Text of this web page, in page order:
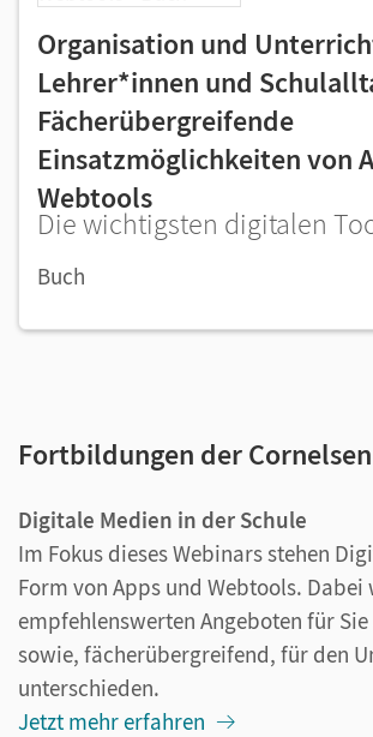
Organisation und
Lehrer*innen und
Fächerübergreifende
Einsatzmöglichkeiten von
Webtools
Die wichtigsten digitalen
Buch
Fortbildungen der
Digitale Medien in der Schule
Im Fokus dieses Webinars stehen
Form von Apps und Webtools.
empfehlenswerten Angeboten für
sowie, fächerübergreifend, für den
unterschieden.
Jetzt mehr erfahren